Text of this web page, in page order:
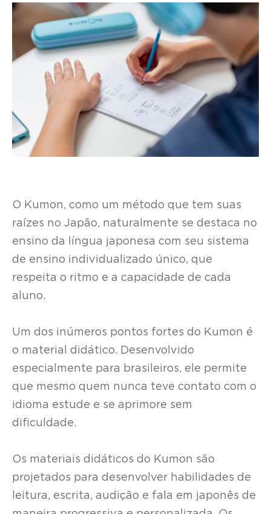
O Kumon, como um método que tem suas
raízes no Japão, naturalmente se destaca no
ensino da língua japonesa com seu sistema
de ensino individualizado único, que
respeita o ritmo e a capacidade de cada
aluno.
Um dos inúmeros pontos fortes do Kumon é
o material didático. Desenvolvido
especialmente para brasileiros, ele permite
que mesmo quem nunca teve contato com o
idioma estude e se aprimore sem
dificuldade.
Os materiais didáticos do Kumon são
projetados para desenvolver habilidades de
leitura, escrita, audição e fala em japonês de